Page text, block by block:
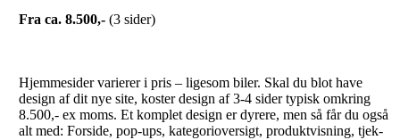
Fra ca. 8.500,-(3 sider)
Hjemmesider varierer i pris – ligesom biler. Skal du blot have
design af dit nye site, koster design af 3-4 sider typisk omkring
8.500,- ex moms. Et komplet design er dyrere, men så får du også
alt med: Forside, pop-ups, kategorioversigt, produktvisning, tjek-